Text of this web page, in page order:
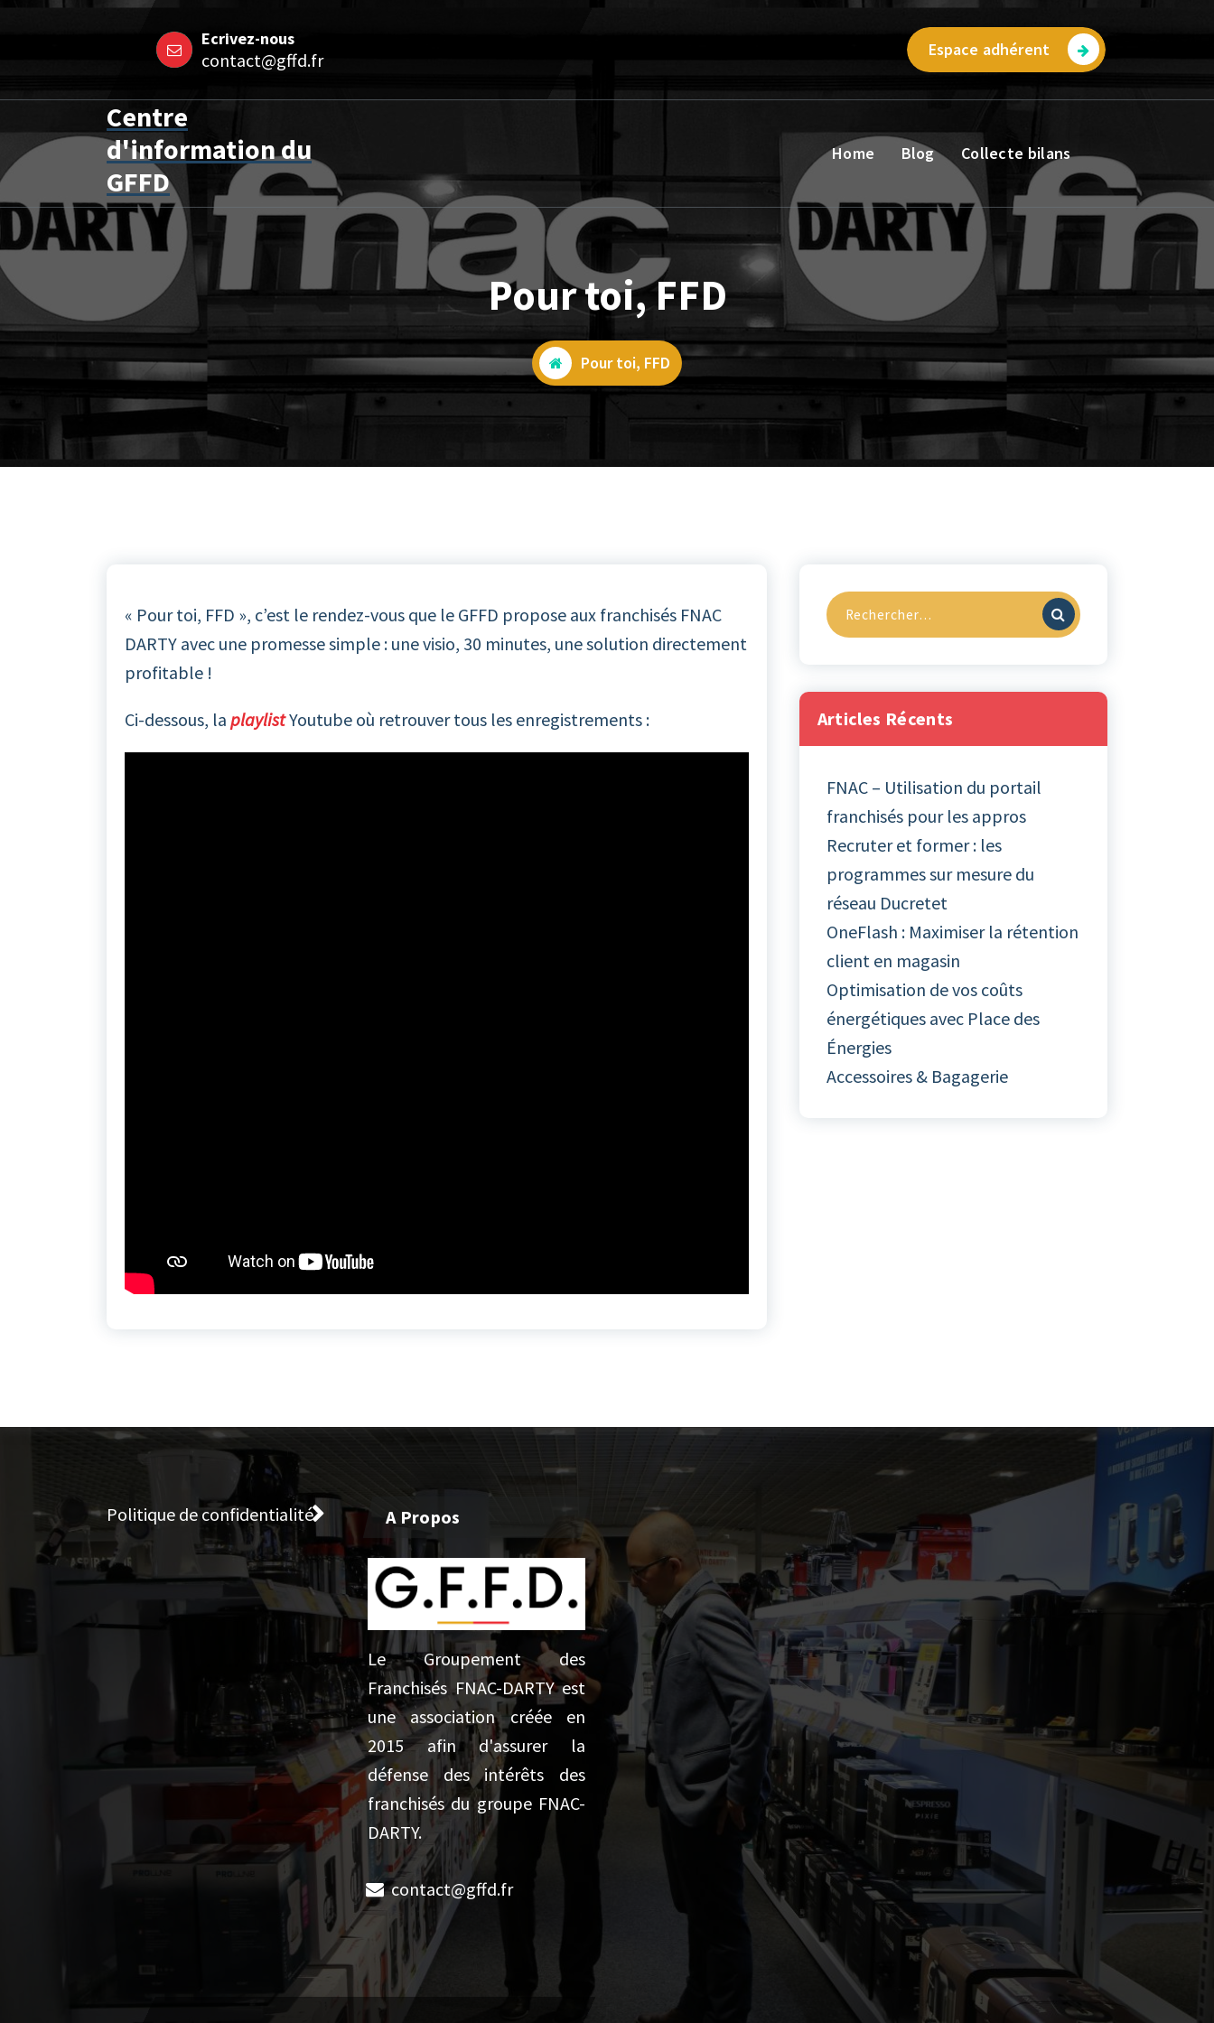
Ecrivez-nous
contact@gffd.fr Espace adhérent
Centre
d'information du
GFFD
Home Blog Collecte bilans
Pour toi, FFD
Pour toi, FFD
« Pour toi, FFD », c’est le rendez-vous que le GFFD propose aux franchisés FNAC
DARTY avec une promesse simple : une visio, 30 minutes, une solution directement
profitable !
Ci-dessous, la playlistYoutube où retrouver tous les enregistrements :
Recherche
pour :
Articles Récents
FNAC – Utilisation du portail
franchisés pour les appros
Recruter et former : les
programmes sur mesure du
réseau Ducretet
OneFlash : Maximiser la rétention
client en magasin
Optimisation de vos coûts
énergétiques avec Place des
Énergies
Accessoires & Bagagerie
Politique de confidentialité A Propos
Le Groupement des
Franchisés FNAC-DARTY est
une association créée en
2015 afin d'assurer la
défense des intérêts des
franchisés du groupe FNAC-
DARTY.
contact@gffd.fr